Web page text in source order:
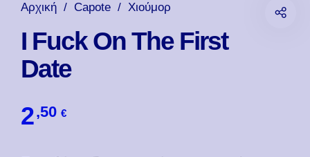
Αρχική / Capote / Χιούμορ
I Fuck On The First
Date
2,50 €